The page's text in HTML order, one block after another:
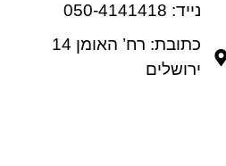
נייד: 050-4141418
כתובת: רח’ האומן 14
ירושלים